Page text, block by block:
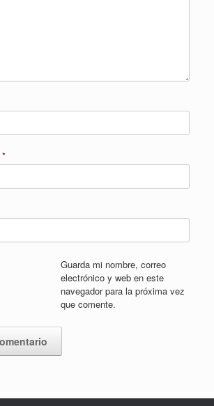
*
Guarda mi nombre, correo
electrónico y web en este
navegador para la próxima vez
que comente.